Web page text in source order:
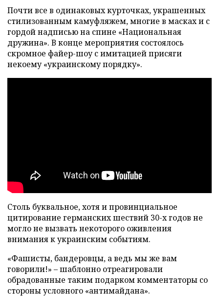
Почти все в одинаковых курточках, украшенных
стилизованным камуфляжем, многие в масках и с
гордой надписью на спине «Национальная
дружина». В конце мероприятия состоялось
скромное файер-шоу с имитацией присяги
некоему «украинскому порядку».
Столь буквальное, хотя и провинциальное
цитирование германских шествий 30-х годов не
могло не вызвать некоторого оживления
внимания к украинским событиям.
«Фашисты, бандеровцы, а ведь мы же вам
говорили!» – шаблонно отреагировали
обрадованные таким подарком комментаторы со
стороны условного «антимайдана».